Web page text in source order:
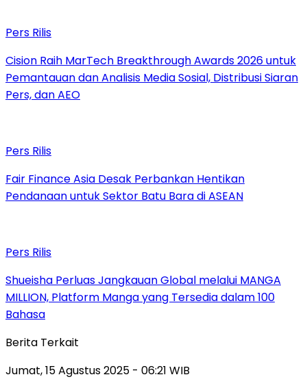
Pers Rilis
Cision Raih MarTech Breakthrough Awards 2026 untuk
Pemantauan dan Analisis Media Sosial, Distribusi Siaran
Pers, dan AEO
Pers Rilis
Fair Finance Asia Desak Perbankan Hentikan
Pendanaan untuk Sektor Batu Bara di ASEAN
Pers Rilis
Shueisha Perluas Jangkauan Global melalui MANGA
MILLION, Platform Manga yang Tersedia dalam 100
Bahasa
Berita Terkait
Jumat, 15 Agustus 2025 - 06:21 WIB